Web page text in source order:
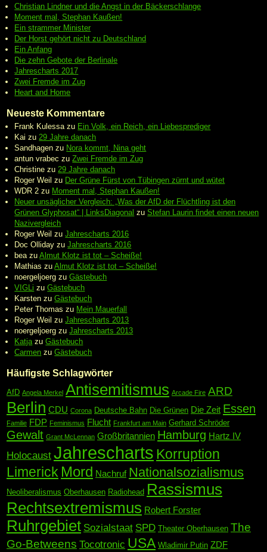
Christian Lindner und die Angst in der Bäckerschlange
Moment mal, Stephan Kaußen!
Ein strammer Minister
Der Horst gehört nicht zu Deutschland
Ein Anfang
Die zehn Gebote der Berlinale
Jahrescharts 2017
Zwei Fremde im Zug
Heart and Home
Neueste Kommentare
Frank Kulessa zu Ein Volk, ein Reich, ein Liebesprediger
Kai zu 29 Jahre danach
Sandhagen zu Nora kommt, Nina geht
antun vrabec zuZwei Fremde im Zug
Christine zu 29 Jahre danach
Roger Weil zu Der Grüne Fürst von Tübingen zürnt und wütet
WDR 2 zu Moment mal, Stephan Kaußen!
Neuer unsäglicher Vergleich: „Was der AfD der Flüchtling ist den
Grünen Glyphosat“ | LinksDiagonal zuStefan Laurin findet einen neuen
Nazivergleich
Roger Weil zuJahrescharts 2016
Doc Olliday zuJahrescharts 2016
bea zuAlmut Klotz ist tot – Scheiße!
Mathias zuAlmut Klotz ist tot – Scheiße!
noergeljoerg zuGästebuch
VIGLi zuGästebuch
Karsten zuGästebuch
Peter Thomas zu Mein Mauerfall
Roger Weil zuJahrescharts 2013
noergeljoerg zuJahrescharts 2013
Katja zuGästebuch
Carmen zuGästebuch
Häufigste Schlagwörter
AfD Angela Merkel Antisemitismus Arcade Fire ARD
Berlin CDU Corona Deutsche Bahn Die Grünen Die Zeit Essen
Familie FDP Feminismus Flucht Frankfurt am Main Gerhard Schröder
Gewalt Grant McLennan Großbritannien Hamburg Hartz IV
Holocaust Jahrescharts Korruption
Limerick Mord Nachruf Nationalsozialismus
Neoliberalismus Oberhausen Radiohead Rassismus
Rechtsextremismus Robert Forster
Ruhrgebiet Sozialstaat SPD Theater Oberhausen The
Go-Betweens Tocotronic USA Wladimir Putin ZDF